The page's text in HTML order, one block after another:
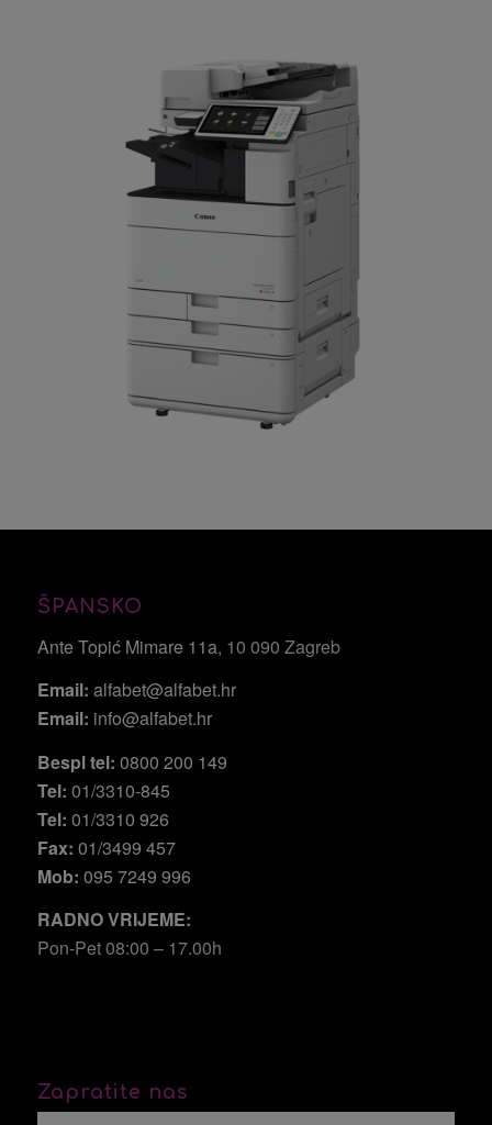
ŠPANSKO
Ante Topić Mimare 11a, 10 090 Zagreb
Email: alfabet@alfabet.hr
Email: info@alfabet.hr
Bespl tel: 0800 200 149
Tel: 01/3310-845
Tel: 01/3310 926
Fax: 01/3499 457
Mob: 095 7249 996
RADNO VRIJEME:
Pon-Pet 08:00 – 17.00h
Zapratite nas